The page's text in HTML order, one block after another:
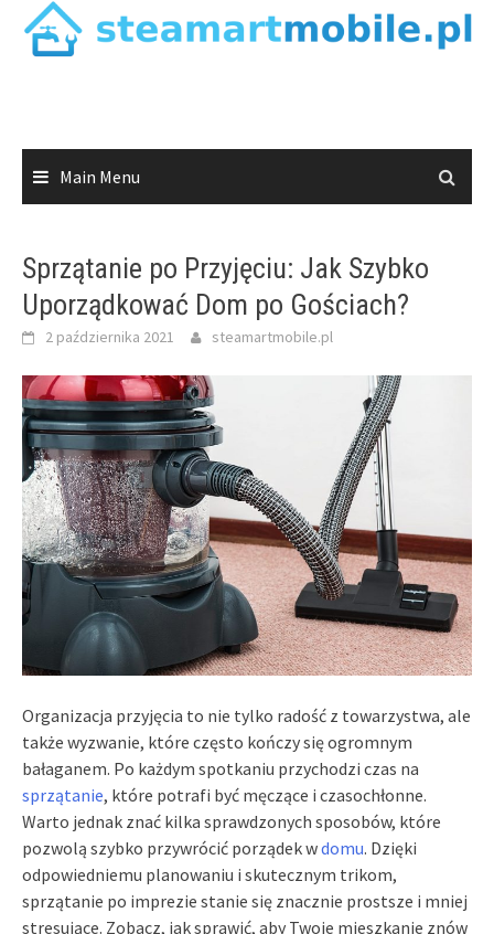
Main Menu
Sprzątanie po Przyjęciu: Jak Szybko
Uporządkować Dom po Gościach?
2 października 2021 steamartmobile.pl
Organizacja przyjęcia to nie tylko radość z towarzystwa, ale
także wyzwanie, które często kończy się ogromnym
bałaganem. Po każdym spotkaniu przychodzi czas na
sprzątanie, które potrafi być męczące i czasochłonne.
Warto jednak znać kilka sprawdzonych sposobów, które
pozwolą szybko przywrócić porządek wdomu. Dzięki
odpowiedniemu planowaniu i skutecznym trikom,
sprzątanie po imprezie stanie się znacznie prostsze i mniej
stresujące. Zobacz, jak sprawić, aby Twoje mieszkanie znów